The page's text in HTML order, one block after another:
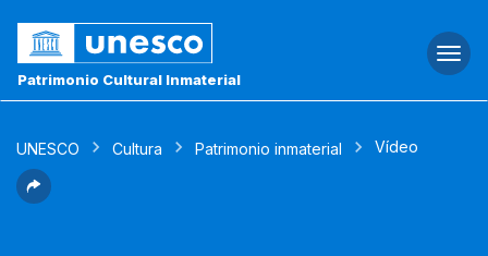
Patrimonio Cultural Inmaterial
UNESCO Cultura Patrimonio inmaterial Vídeo